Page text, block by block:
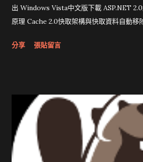
出 Windows Vista中文版下載 ASP.NET
原理 Cache 2.0快取架構與快取資料自動
圖治推動改革 Wait and see 國內某SOC疑
分享 張貼留言